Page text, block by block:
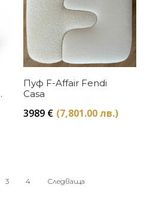
Sold Out
Пуф F-Affair Fendi
Casa
3989 € (7,801.00 лв.)
3 4 Следваща